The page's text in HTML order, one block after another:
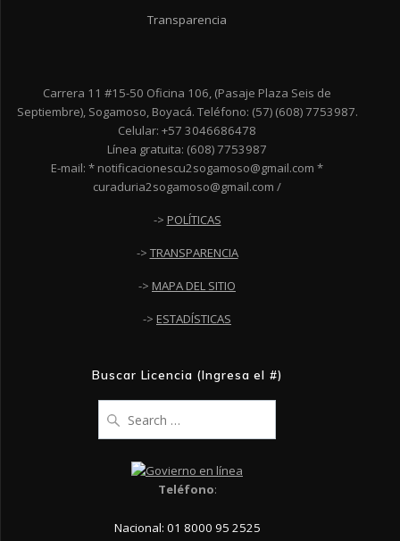
Transparencia
Carrera 11 #15-50 Oficina 106, (Pasaje Plaza Seis de
Septiembre), Sogamoso, Boyacá. Teléfono: (57) (608) 7753987.
Celular: +57 3046686478
Línea gratuita: (608) 7753987
E-mail: * notificacionescu2sogamoso@gmail.com *
curaduria2sogamoso@gmail.com /
-> POLÍTICAS
-> TRANSPARENCIA
-> MAPA DEL SITIO
-> ESTADÍSTICAS
Buscar Licencia (Ingresa el #)
for:
Teléfono:
Nacional: 01 8000 95 2525